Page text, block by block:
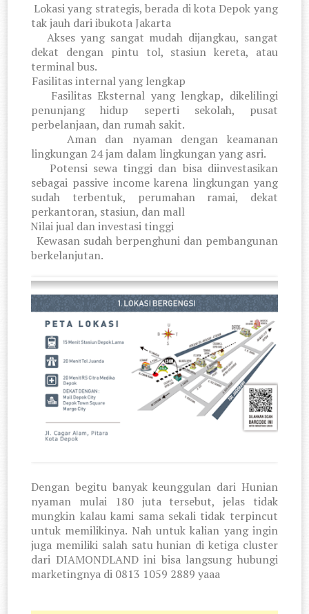
Lokasi yang strategis, berada di kota Depok yang
tak jauh dari ibukota Jakarta
Akses yang sangat mudah dijangkau, sangat
dekat dengan pintu tol, stasiun kereta, atau
terminal bus.
Fasilitas internal yang lengkap
Fasilitas Eksternal yang lengkap, dikelilingi
penunjang hidup seperti sekolah, pusat
perbelanjaan, dan rumah sakit.
Aman dan nyaman dengan keamanan
lingkungan 24 jam dalam lingkungan yang asri.
Potensi sewa tinggi dan bisa diinvestasikan
sebagai passive income karena lingkungan yang
sudah terbentuk, perumahan ramai, dekat
perkantoran, stasiun, dan mall
Nilai jual dan investasi tinggi
Kewasan sudah berpenghuni dan pembangunan
berkelanjutan.
Dengan begitu banyak keunggulan dari Hunian
nyaman mulai 180 juta tersebut, jelas tidak
mungkin kalau kami sama sekali tidak terpincut
untuk memilikinya. Nah untuk kalian yang ingin
juga memiliki salah satu hunian di ketiga cluster
dari DIAMONDLAND ini bisa langsung hubungi
marketingnya di 0813 1059 2889 yaaa